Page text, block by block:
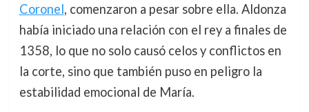
Coronel, comenzaron a pesar sobre ella. Aldonza
había iniciado una relación con el rey a finales de
1358, lo que no solo causó celos y conflictos en
la corte, sino que también puso en peligro la
estabilidad emocional de María.